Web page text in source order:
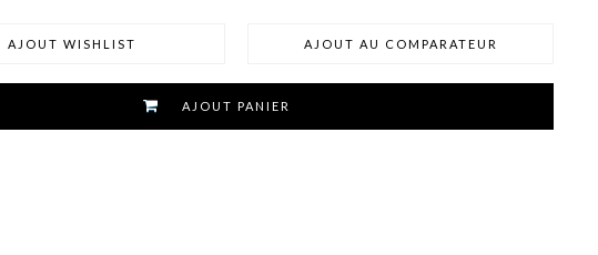
AJOUT WISHLIST AJOUT AU COMPARATEUR
AJOUT PANIER